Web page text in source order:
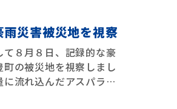
災害被災地を視察
８月８日、記録的な豪
の被災地を視察しまし
流れ込んだアスパラ …